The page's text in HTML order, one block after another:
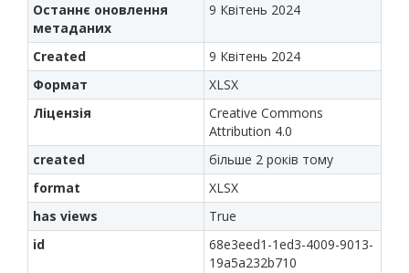
Останнє оновлення
метаданих
9 Квітень 2024
Created
9 Квітень 2024
Формат
XLSX
Ліцензія
Creative Commons
Attribution 4.0
created
більше 2 років тому
format
XLSX
has views
True
id
68e3eed1-1ed3-4009-9013-
19a5a232b710